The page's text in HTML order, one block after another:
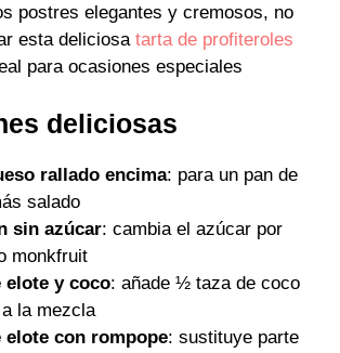
postres elegantes y cremosos, no
esta deliciosa tarta de profiteroles
para ocasiones especiales
deliciosas
rallado encima: para un pan de
salado
sin azúcar: cambia el azúcar por
monkfruit
elote y coco: añade ½ taza de coco
la mezcla
elote con rompope: sustituye parte